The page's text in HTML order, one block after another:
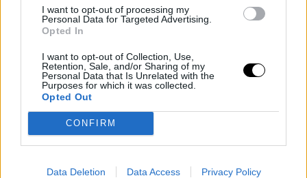
I want to opt-out of processing my
Personal Data for Targeted Advertising.
Opted In
I want to opt-out of Collection, Use,
Retention, Sale, and/or Sharing of my
Personal Data that Is Unrelated with the
Purposes for which it was collected.
Opted Out
CONFIRM
Data Deletion Data Access Privacy Policy
apimages